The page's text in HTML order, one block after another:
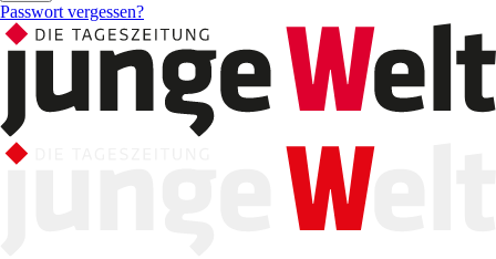
Passwort vergessen?